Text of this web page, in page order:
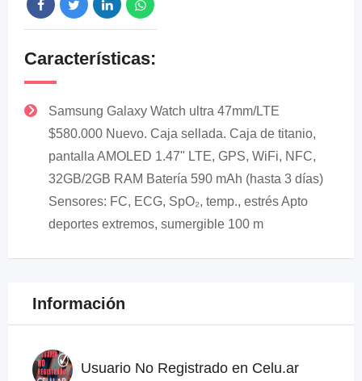
Características:
Samsung Galaxy Watch ultra 47mm/LTE
$580.000 Nuevo. Caja sellada. Caja de titanio,
pantalla AMOLED 1.47" LTE, GPS, WiFi, NFC,
32GB/2GB RAM Batería 590 mAh (hasta 3 días)
Sensores: FC, ECG, SpO₂, temp., estrés Apto
deportes extremos, sumergible 100 m
Información
Usuario No Registrado en Celu.ar